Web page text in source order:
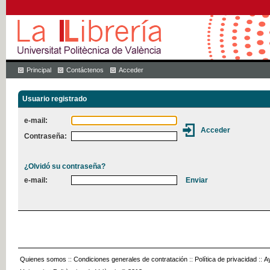
Principal Contáctenos Acceder
Usuario registrado
e-mail:
Contraseña:
¿Olvidó su contraseña?
e-mail:
Quienes somos :: Condiciones generales de contratación :: Política de privacidad ::